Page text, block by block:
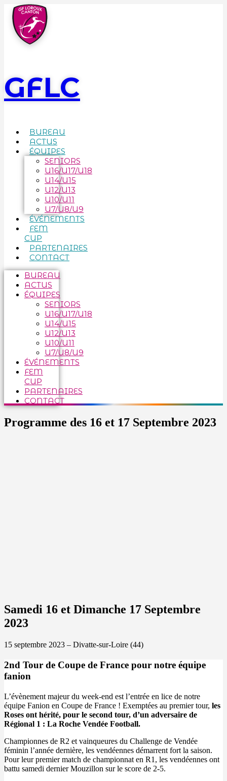
GFLC
BUREAU
ACTUS
ÉQUIPES
SENIORS
U16/U17/U18
U14/U15
U12/U13
U10/U11
U7/U8/U9
ÉVÉNEMENTS
FEM
CUP
PARTENAIRES
CONTACT
BUREAU
ACTUS
ÉQUIPES
SENIORS
U16/U17/U18
U14/U15
U12/U13
U10/U11
U7/U8/U9
ÉVÉNEMENTS
FEM
CUP
PARTENAIRES
CONTACT
Programme des 16 et 17 Septembre 2023
Samedi 16 et Dimanche 17 Septembre
2023
15 septembre 2023 – Divatte-sur-Loire (44)
2nd Tour de Coupe de France pour notre équipe
fanion
L’évènement majeur du week-end est l’entrée en lice de notre
équipe Fanion en Coupe de France ! Exemptées au premier tour, les
Roses ont hérité, pour le second tour, d’un adversaire de
Régional 1 : La Roche Vendée Football.
Championnes de R2 et vainqueures du Challenge de Vendée
féminin l’année dernière, les vendéennes démarrent fort la saison.
Pour leur premier match de championnat en R1, les vendéennes ont
battu samedi dernier Mouzillon sur le score de 2-5.